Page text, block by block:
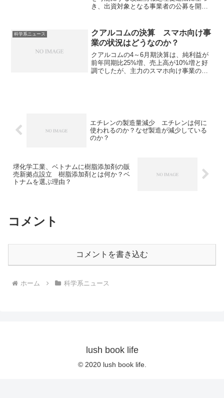
き、出資対象となる事業者の公募を開始
ピダスを支援する理由や懸念点を知るこ
とができます。
科学系ニュース
クアルコムの決算 スマホ向け事
業の状況はどうなのか？
クアルコムの4～6月期決算は、純利益が
前年同期比25%増、売上高が10%増と好
調でしたが、主力のスマホ向け事業の成
エチレンの製造量減少 エチレンは何に
使われるのか？なぜ製造が減少している
のか？
堺化学工業、ベトナムに樹脂添加剤の販
売新拠点設立 樹脂添加剤とは何か？ベ
トナムを選ぶ理由？
コメント
コメントを書き込む
ホーム 科学系ニュース
lush book life
© 2020 lush book life.